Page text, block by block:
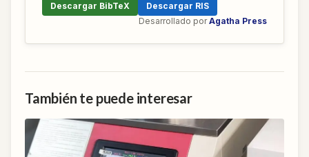
Descargar BibTeX
Descargar RIS
Desarrollado por Agatha Press
También te puede interesar